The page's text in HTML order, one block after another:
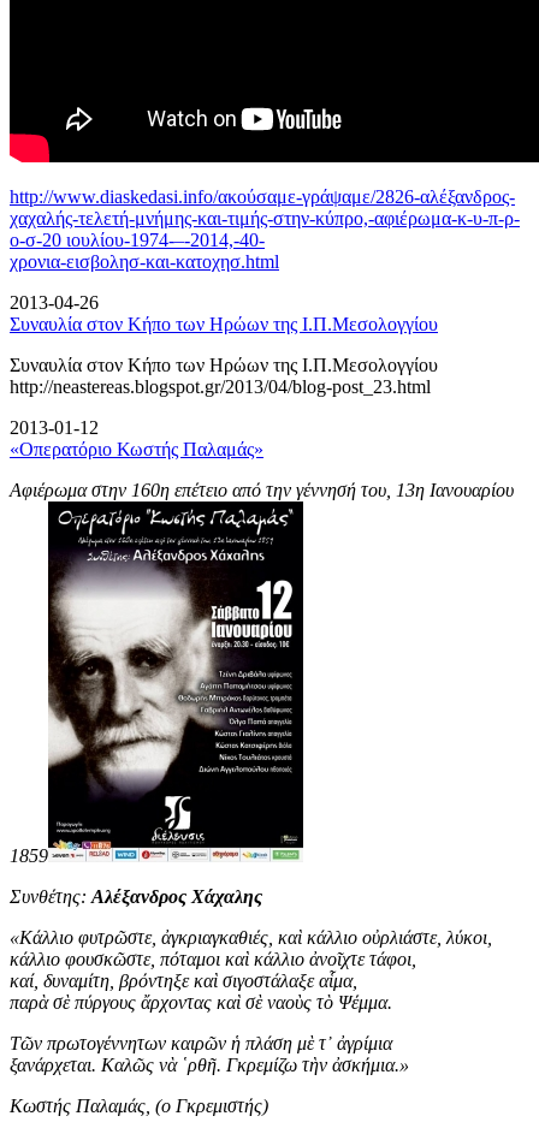
http://www.diaskedasi.info/ακούσαμε-γράψαμε/2826-αλέξανδρος-
χαχαλής-τελετή-μνήμης-και-τιμής-στην-κύπρο,-αφιέρωμα-κ-υ-π-ρ-
ο-σ-20 ιουλίου-1974-–-2014,-40-
χρονια-εισβολησ-και-κατοχησ.html
2013-04-26
Συναυλία στον Κήπο των Ηρώων της Ι.Π.Μεσολογγίου
Συναυλία στον Κήπο των Ηρώων της Ι.Π.Μεσολογγίου
http://neastereas.blogspot.gr/2013/04/blog-post_23.html
2013-01-12
«Οπερατόριο Κωστής Παλαμάς»
Αφιέρωμα στην 160η επέτειο από την γέννησή του, 13η Ιανουαρίου
1859
Συνθέτης: Αλέξανδρος Χάχαλης
«Κάλλιο φυτρῶστε, ἀγκριαγκαθιές, καὶ κάλλιο οὐρλιάστε, λύκοι,
κάλλιο φουσκῶστε, πόταμοι καὶ κάλλιο ἀνοῖχτε τάφοι,
καί, δυναμίτη, βρόντηξε καὶ σιγοστάλαξε αἷμα,
παρὰ σὲ πύργους ἄρχοντας καὶ σὲ ναοὺς τὸ Ψέμμα.
Τῶν πρωτογέννητων καιρῶν ἡ πλάση μὲ τ᾿ ἀγρίμια
ξανάρχεται. Καλῶς νὰ ῾ρθῆ. Γκρεμίζω τὴν ἀσκήμια.»
Κωστής Παλαμάς, (ο Γκρεμιστής)